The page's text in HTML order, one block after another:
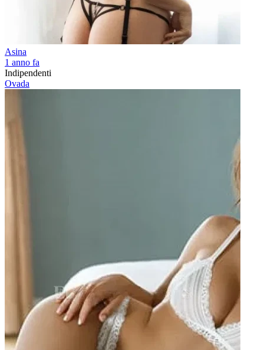
Asina
1 anno fa
Indipendenti
Ovada